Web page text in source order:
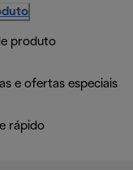
produto
e ofertas especiais
rápido